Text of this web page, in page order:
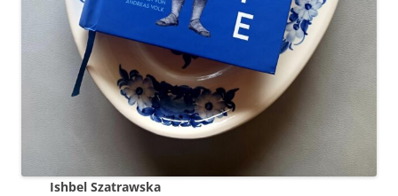
Ishbel Szatrawska